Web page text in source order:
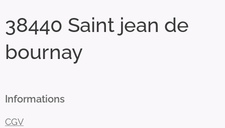
38440 Saint jean de
bournay
Informations
CGV